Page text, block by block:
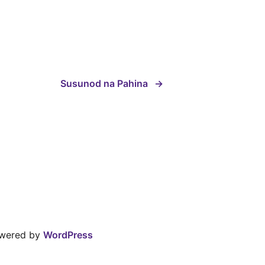
Susunod na Pahina →
by WordPress